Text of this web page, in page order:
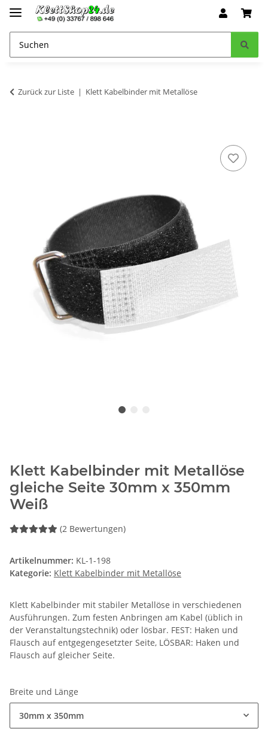
Zurück zur Liste Klett Kabelbinder mit Metallöse
Klett Kabelbinder mit Metallöse
gleiche Seite 30mm x 350mm
Weiß
(2 Bewertungen)
Artikelnummer: KL-1-198
Kategorie: Klett Kabelbinder mit Metallöse
Klett Kabelbinder mit stabiler Metallöse in verschiedenen
Ausführungen. Zum festen Anbringen am Kabel (üblich in
der Veranstaltungstechnik) oder lösbar. FEST: Haken und
Flausch auf entgegengesetzter Seite, LÖSBAR: Haken und
Flausch auf gleicher Seite.
Breite und Länge
30mm x 350mm